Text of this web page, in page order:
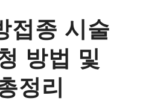
접종 시술
방법 및
정리